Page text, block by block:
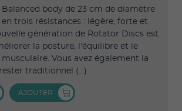
body de 23 cm de diamètre
trois résistances : légère, forte et
génération de Rotator Discs est
la posture, l'équilibre et le
Vous avez également la
traditionnel (...)
AJOUTER